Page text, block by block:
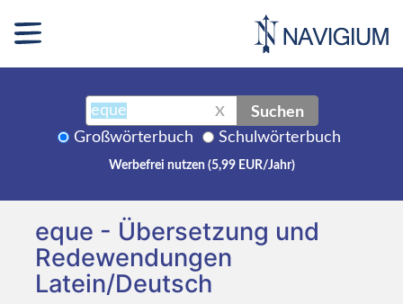
X Suchen
Großwörterbuch Schulwörterbuch
Werbefrei nutzen (5,99 EUR/Jahr)
eque - Übersetzung und
Redewendungen
Latein/Deutsch